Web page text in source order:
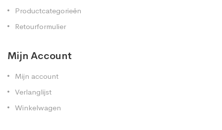
Productcategorieën
Retourformulier
Mijn Account
Mijn account
Verlanglijst
Winkelwagen